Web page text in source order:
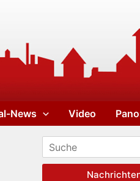
News Video